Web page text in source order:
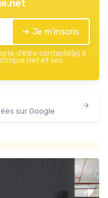
➔ Je m'inscris
d’être contacté(e) à
et ses
sur Google